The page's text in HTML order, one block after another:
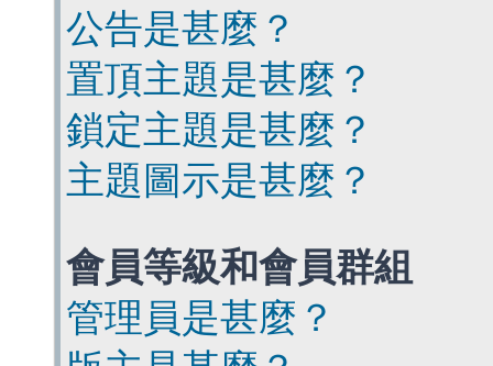
公告是甚麼？
置頂主題是甚麼？
鎖定主題是甚麼？
主題圖示是甚麼？
會員等級和會員群組
管理員是甚麼？